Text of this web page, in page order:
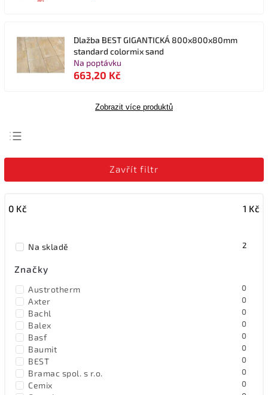
Dlažba BEST GIGANTICKÁ 800x800x80mm
standard colormix sand
Na poptávku
663,20 Kč
Zobrazit více produktů
Nejlevnější
Zavřít filtr
0 Kč 1 Kč
Na skladě 2
Značky
Austrotherm 0
Axter 0
Bachl 0
Balex 0
Basf 0
Baumit 0
BEST 0
Bramac spol. s r.o. 0
Cemix 0